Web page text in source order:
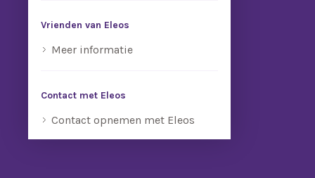
Vrienden van Eleos
Meer informatie
Contact met Eleos
Contact opnemen met Eleos